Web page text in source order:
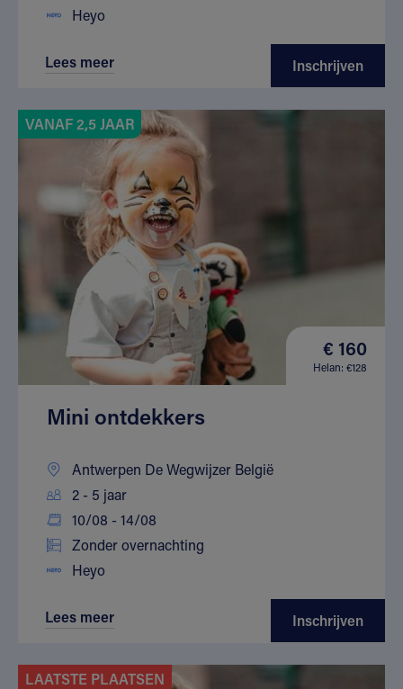
Heyo
Lees meer Inschrijven
VANAF 2,5 JAAR
€ 160
Helan: €128
Mini ontdekkers
Antwerpen De Wegwijzer België
2 - 5 jaar
10/08 - 14/08
Zonder overnachting
Heyo
Lees meer Inschrijven
LAATSTE PLAATSEN